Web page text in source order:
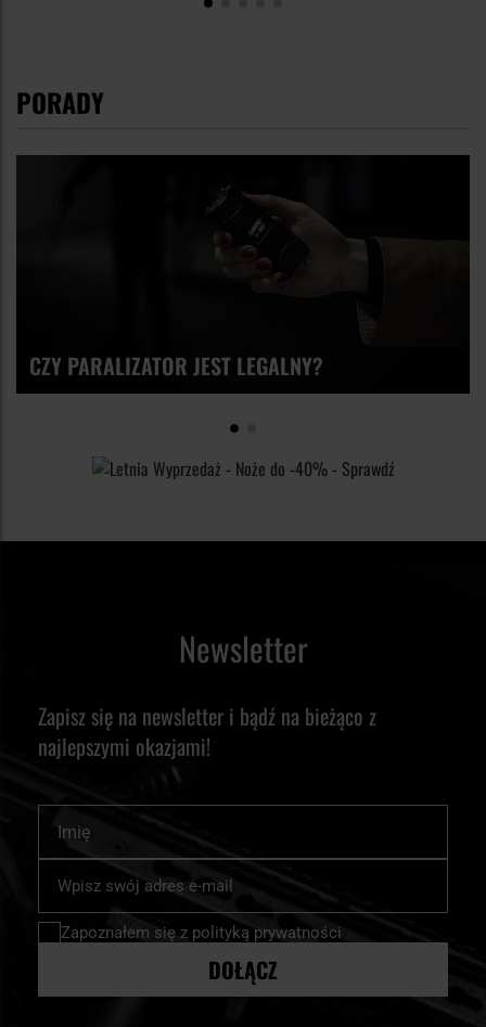
PORADY
CZY PARALIZATOR JEST LEGALNY?
Newsletter
Zapisz się na newsletter i bądź na bieżąco z
najlepszymi okazjami!
nasz
newsletter:
Zapoznałem się z polityką prywatności
DOŁĄCZ